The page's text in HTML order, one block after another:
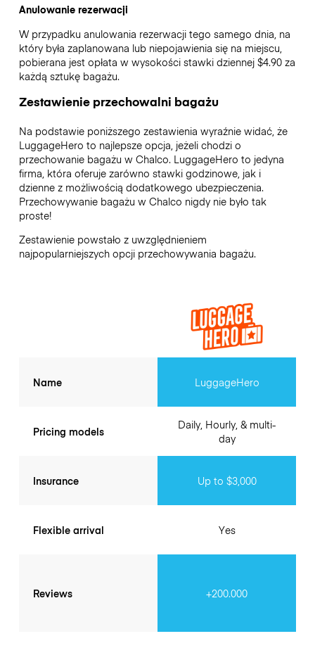
Anulowanie rezerwacji
W przypadku anulowania rezerwacji tego samego dnia, na
który była zaplanowana lub niepojawienia się na miejscu,
pobierana jest opłata w wysokości stawki dziennej $4.90 za
każdą sztukę bagażu.
Zestawienie przechowalni bagażu
Na podstawie poniższego zestawienia wyraźnie widać, że
LuggageHero to najlepsze opcja, jeżeli chodzi o
przechowanie bagażu w Chalco. LuggageHero to jedyna
firma, która oferuje zarówno stawki godzinowe, jak i
dzienne z możliwością dodatkowego ubezpieczenia.
Przechowywanie bagażu w Chalco nigdy nie było tak
proste!
Zestawienie powstało z uwzględnieniem
najpopularniejszych opcji przechowywania bagażu.
Name
Pricing models
Insurance
Flexible arrival
Reviews
LuggageHero
Daily, Hourly, & multi-
day
Up to $3,000
Yes
+200.000